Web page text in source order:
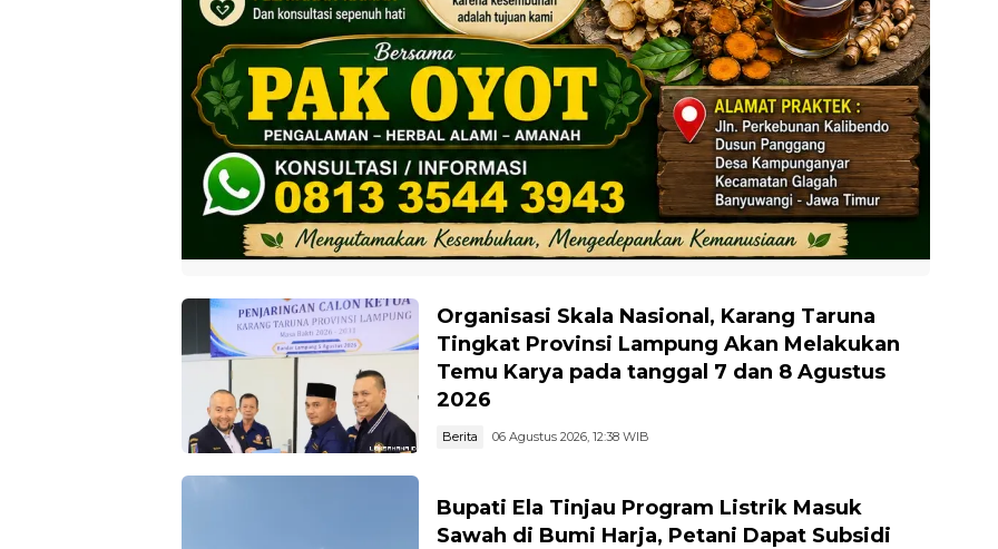
Organisasi Skala Nasional, Karang Taruna
Tingkat Provinsi Lampung Akan Melakukan
Temu Karya pada tanggal 7 dan 8 Agustus
2026
Berita 06 Agustus 2026, 12:38 WIB
Bupati Ela Tinjau Program Listrik Masuk
Sawah di Bumi Harja, Petani Dapat Subsidi